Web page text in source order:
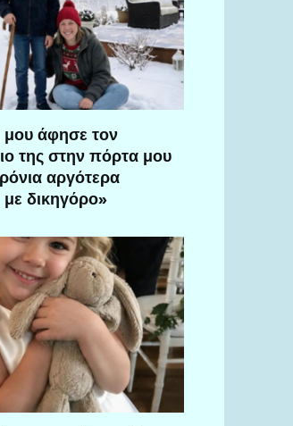
άφησε τον
της στην πόρτα μου
αργότερα
δικηγόρο»